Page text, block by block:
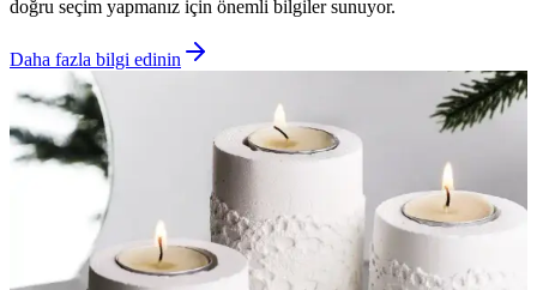
doğru seçim yapmanız için önemli bilgiler sunuyor.
Daha fazla bilgi edinin